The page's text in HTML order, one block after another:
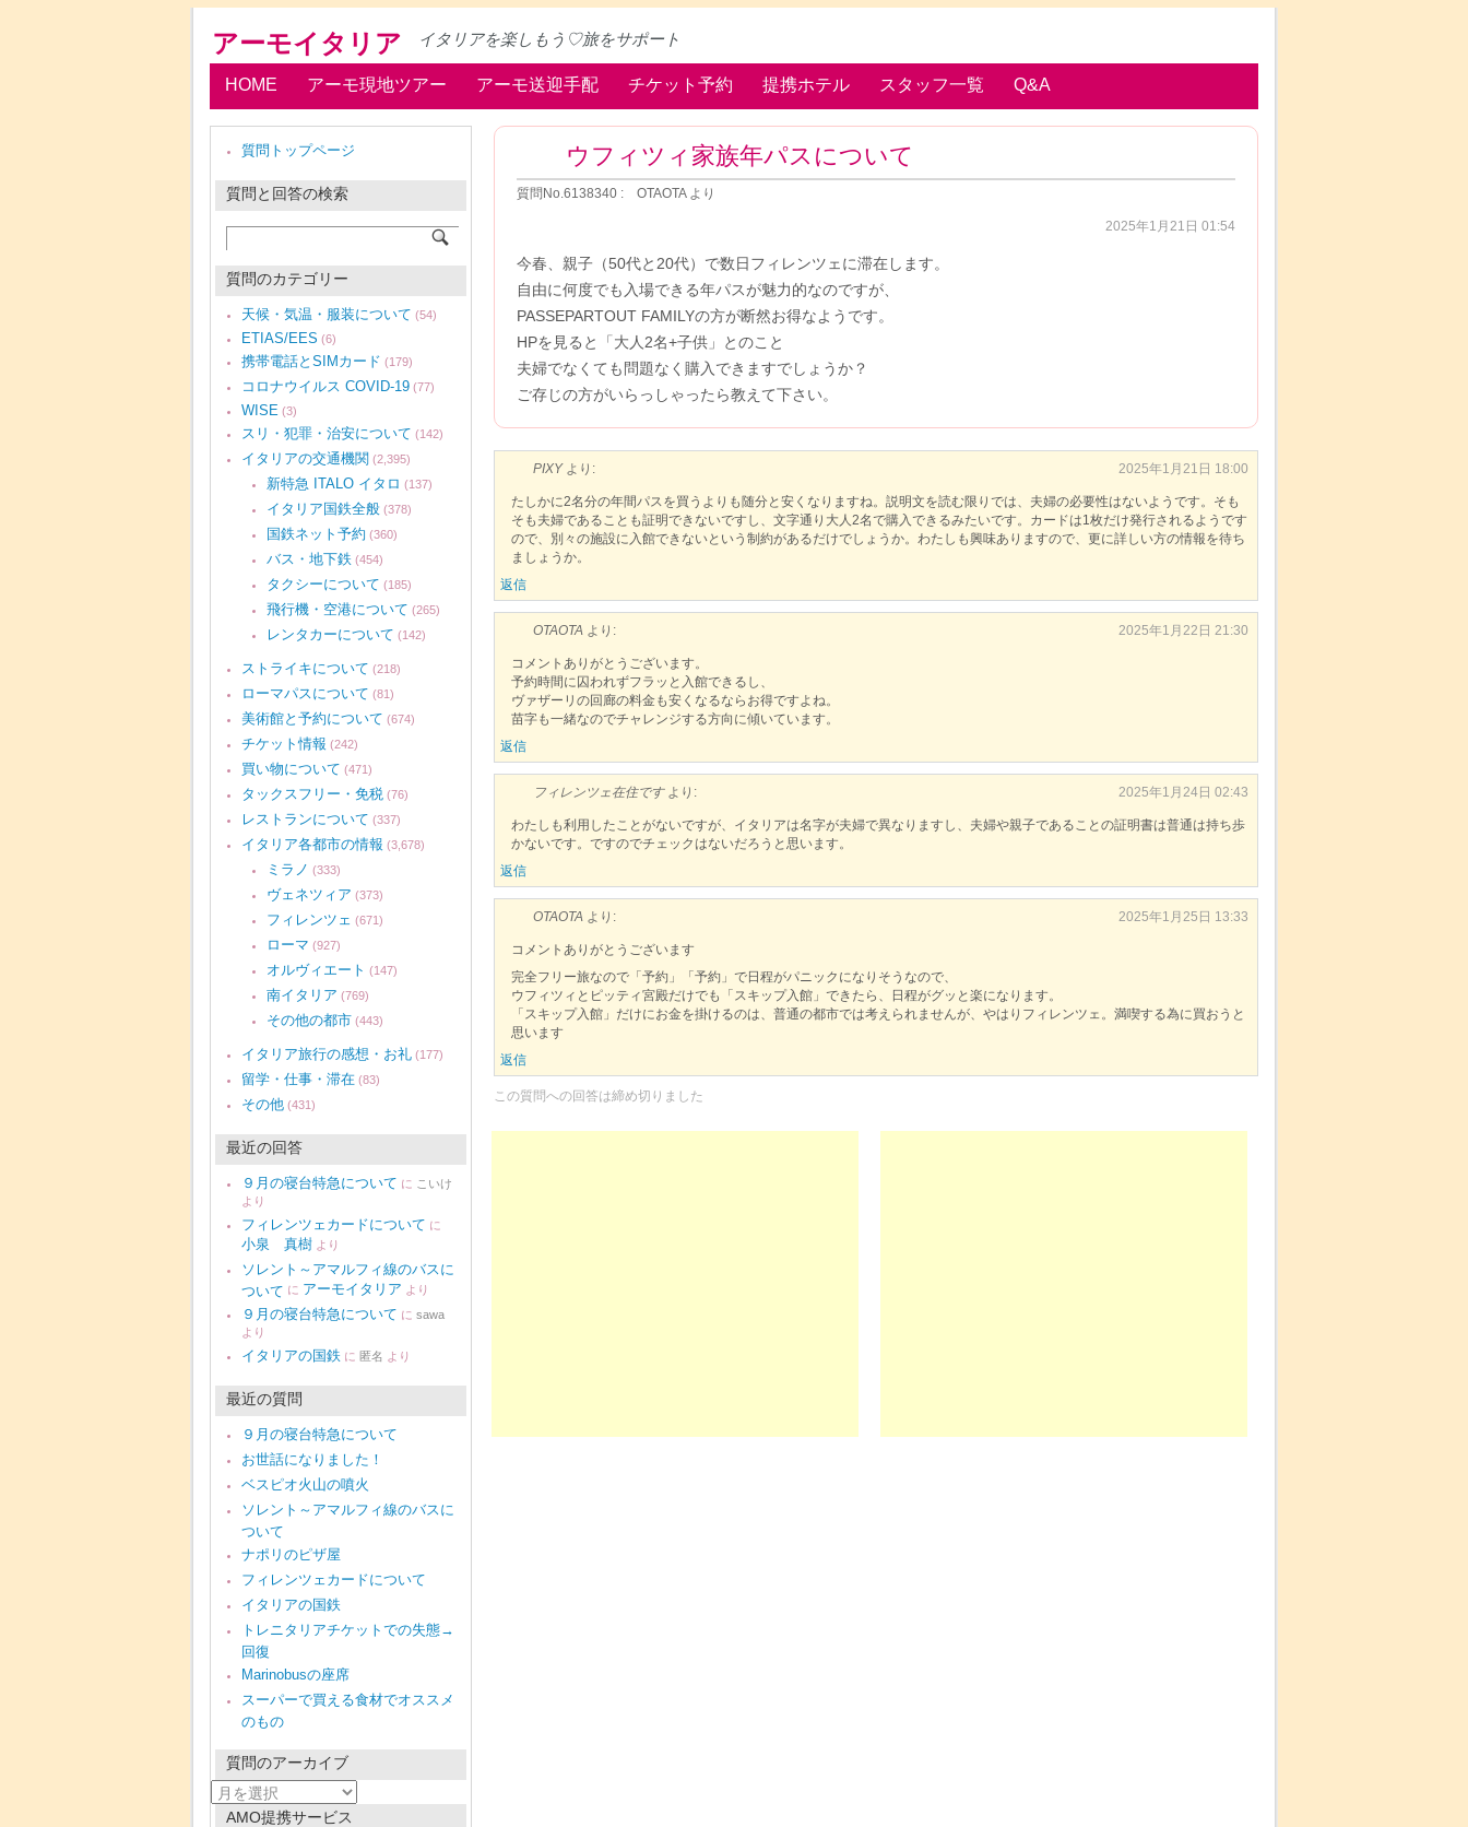
アーモイタリア イタリアを楽しもう♡旅をサポート
HOME アーモ現地ツアー アーモ送迎手配 チケット予約 提携ホテル スタッフ一覧 Q&A
ウフィツィ家族年パスについて
質問No.6138340 : OTAOTA より
2025年1月21日 01:54
今春、親子（50代と20代）で数日フィレンツェに滞在します。
自由に何度でも入場できる年パスが魅力的なのですが、
PASSEPARTOUT FAMILYの方が断然お得なようです。
HPを見ると「大人2名+子供」とのこと
夫婦でなくても問題なく購入できますでしょうか？
ご存じの方がいらっしゃったら教えて下さい。
PIXY より: 2025年1月21日 18:00
たしかに2名分の年間パスを買うよりも随分と安くなりますね。説明文を読む限りでは、夫婦の必要性はないようです。そも
そも夫婦であることも証明できないですし、文字通り大人2名で購入できるみたいです。カードは1枚だけ発行されるようです
ので、別々の施設に入館できないという制約があるだけでしょうか。わたしも興味ありますので、更に詳しい方の情報を待ち
ましょうか。
返信
OTAOTA より: 2025年1月22日 21:30
コメントありがとうございます。
予約時間に囚われずフラッと入館できるし、
ヴァザーリの回廊の料金も安くなるならお得ですよね。
苗字も一緒なのでチャレンジする方向に傾いています。
返信
フィレンツェ在住です より: 2025年1月24日 02:43
わたしも利用したことがないですが、イタリアは名字が夫婦で異なりますし、夫婦や親子であることの証明書は普通は持ち歩
かないです。ですのでチェックはないだろうと思います。
返信
OTAOTA より: 2025年1月25日 13:33
コメントありがとうございます
完全フリー旅なので「予約」「予約」で日程がパニックになりそうなので、
ウフィツィとピッティ宮殿だけでも「スキップ入館」できたら、日程がグッと楽になります。
「スキップ入館」だけにお金を掛けるのは、普通の都市では考えられませんが、やはりフィレンツェ。満喫する為に買おうと
思います
返信
この質問への回答は締め切りました
質問トップページ
質問と回答の検索
質問のカテゴリー
天候・気温・服装について (54)
ETIAS/EES (6)
携帯電話とSIMカード (179)
コロナウイルス COVID-19 (77)
WISE (3)
スリ・犯罪・治安について (142)
イタリアの交通機関 (2,395)
新特急 ITALO イタロ (137)
イタリア国鉄全般 (378)
国鉄ネット予約 (360)
バス・地下鉄 (454)
タクシーについて (185)
飛行機・空港について (265)
レンタカーについて (142)
ストライキについて (218)
ローマパスについて (81)
美術館と予約について (674)
チケット情報 (242)
買い物について (471)
タックスフリー・免税 (76)
レストランについて (337)
イタリア各都市の情報 (3,678)
ミラノ (333)
ヴェネツィア (373)
フィレンツェ (671)
ローマ (927)
オルヴィエート (147)
南イタリア (769)
その他の都市 (443)
イタリア旅行の感想・お礼 (177)
留学・仕事・滞在 (83)
その他 (431)
最近の回答
９月の寝台特急について に こいけ
より
フィレンツェカードについて に
小泉 真樹 より
ソレント～アマルフィ線のバスに
ついて に アーモイタリア より
９月の寝台特急について に sawa
より
イタリアの国鉄 に 匿名 より
最近の質問
９月の寝台特急について
お世話になりました！
ベスピオ火山の噴火
ソレント～アマルフィ線のバスに
ついて
ナポリのピザ屋
フィレンツェカードについて
イタリアの国鉄
トレニタリアチケットでの失態→
回復
Marinobusの座席
スーパーで買える食材でオススメ
のもの
質問のアーカイブ
質
問
AMO提携サービス